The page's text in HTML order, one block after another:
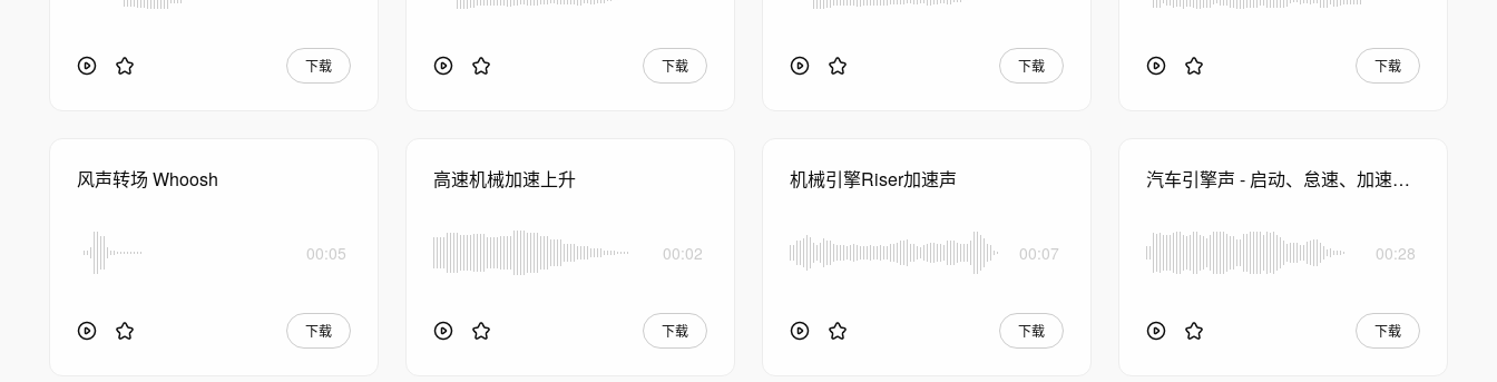
下载 下载 下载 下载
风声转场 Whoosh
00:05
下载
高速机械加速上升
00:02
下载
机械引擎Riser加速声
00:07
下载
汽车引擎声 - 启动、怠速、加速与关闭
00:28
下载